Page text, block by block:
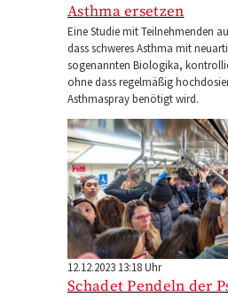
Asthma ersetzen
Eine Studie mit Teilnehmenden
dass schweres Asthma mit
sogenannten Biologika,
ohne dass regelmäßig
Asthmaspray benötigt wird.
12.12.2023 13:18 Uhr
Schadet Pendeln der